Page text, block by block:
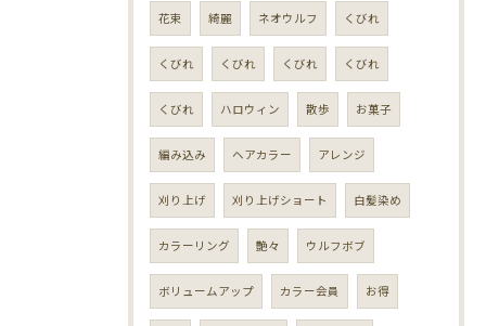
花束 綺麗 ネオウルフ くびれ
くびれ くびれ くびれ くびれ
くびれ ハロウィン 散歩 お菓子
編み込み ヘアカラー アレンジ
刈り上げ 刈り上げショート 白髪染め
カラーリング 艶々 ウルフボブ
ボリュームアップ カラー会員 お得